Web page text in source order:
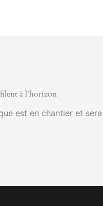
à l’horizon
est en chantier et